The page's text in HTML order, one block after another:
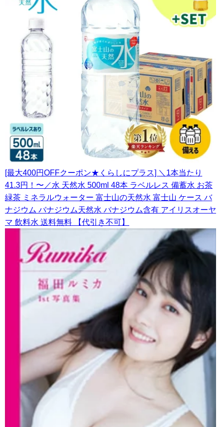
[最大400円OFFクーポン★くらしにプラス] ＼1本当たり
41.3円！〜／水 天然水 500ml 48本 ラベルレス 備蓄水 お茶
緑茶 ミネラルウォーター 富士山の天然水 富士山 ケース バ
ナジウム バナジウム天然水 バナジウム含有 アイリスオーヤ
マ 飲料水 送料無料 【代引き不可】